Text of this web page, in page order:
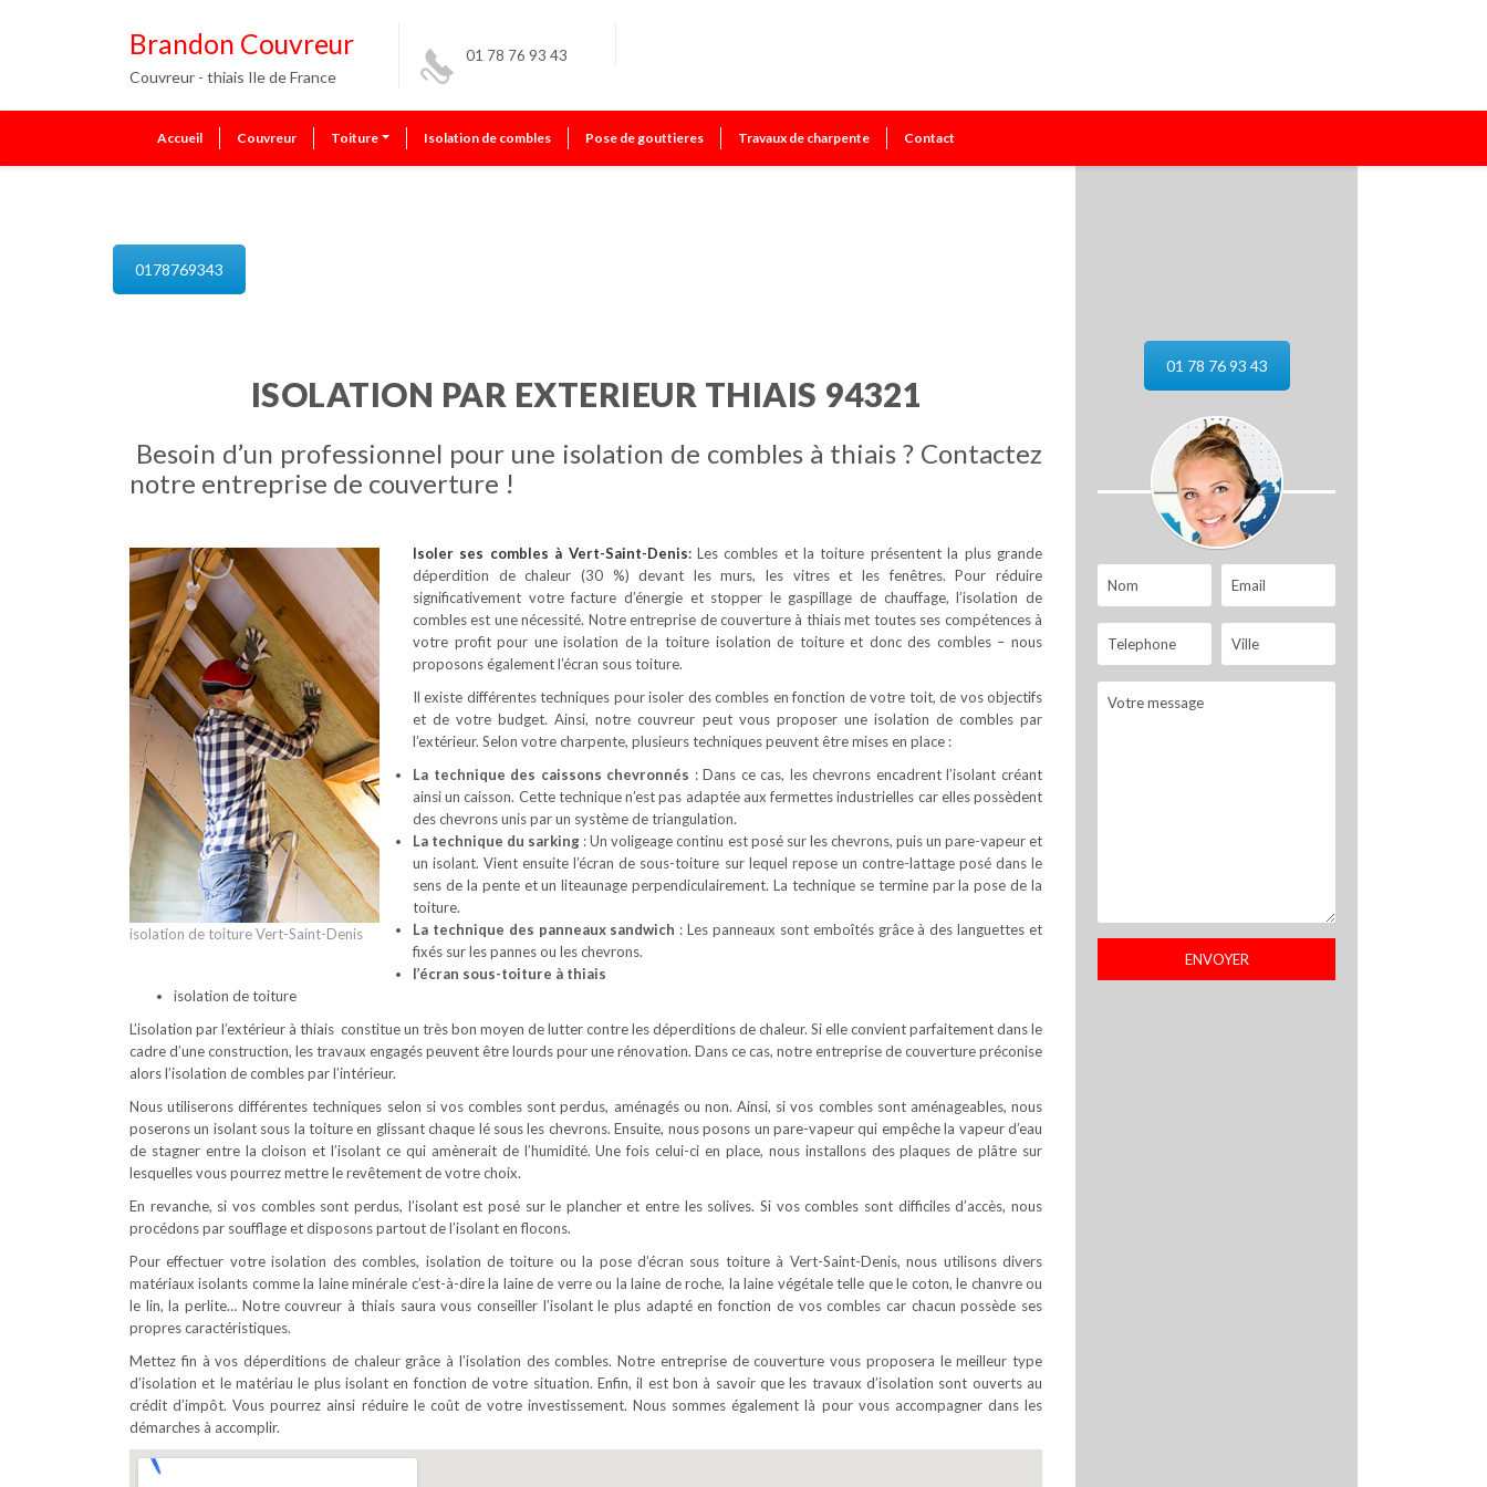
Brandon Couvreur
Couvreur - thiais Ile de France
01 78 76 93 43
Accueil Couvreur Toiture Isolation de combles Pose de gouttieres Travaux de charpente Contact
0178769343
ISOLATION PAR EXTERIEUR THIAIS 94321
Besoin d’un professionnel pour une isolation de combles à thiais ? Contactez
notre entreprise de couverture !
isolation de toiture Vert-Saint-Denis
Isoler ses combles à Vert-Saint-Denis:Les combles et la toiture présentent la plus grande
déperdition de chaleur (30 %) devant les murs, les vitres et les fenêtres. Pour réduire
significativement votre facture d’énergie et stopper le gaspillage de chauffage, l’isolation de
combles est une nécessité. Notre entreprise de couverture à thiais met toutes ses compétences à
votre profit pour une isolation de la toiture isolation de toiture et donc des combles – nous
proposons également l’écran sous toiture.
Il existe différentes techniques pour isoler des combles en fonction de votre toit, de vos objectifs
et de votre budget. Ainsi, notre couvreur peut vous proposer une isolation de combles par
l’extérieur. Selon votre charpente, plusieurs techniques peuvent être mises en place :
La technique des caissons chevronnés : Dans ce cas, les chevrons encadrent l’isolant créant
ainsi un caisson. Cette technique n’est pas adaptée aux fermettes industrielles car elles possèdent
des chevrons unis par un système de triangulation.
La technique du sarking : Un voligeage continu est posé sur les chevrons, puis un pare-vapeur et
un isolant. Vient ensuite l’écran de sous-toiture sur lequel repose un contre-lattage posé dans le
sens de la pente et un liteaunage perpendiculairement. La technique se termine par la pose de la
toiture.
La technique des panneaux sandwich : Les panneaux sont emboîtés grâce à des languettes et
fixés sur les pannes ou les chevrons.
l’écran sous-toiture à thiais
isolation de toiture
L’isolation par l’extérieur à thiais constitue un très bon moyen de lutter contre les déperditions de chaleur. Si elle convient parfaitement dans le
cadre d’une construction, les travaux engagés peuvent être lourds pour une rénovation. Dans ce cas, notre entreprise de couverture préconise
alors l’isolation de combles par l’intérieur.
Nous utiliserons différentes techniques selon si vos combles sont perdus, aménagés ou non. Ainsi, si vos combles sont aménageables, nous
poserons un isolant sous la toiture en glissant chaque lé sous les chevrons. Ensuite, nous posons un pare-vapeur qui empêche la vapeur d’eau
de stagner entre la cloison et l’isolant ce qui amènerait de l’humidité. Une fois celui-ci en place, nous installons des plaques de plâtre sur
lesquelles vous pourrez mettre le revêtement de votre choix.
En revanche, si vos combles sont perdus, l’isolant est posé sur le plancher et entre les solives. Si vos combles sont difficiles d’accès, nous
procédons par soufflage et disposons partout de l’isolant en flocons.
Pour effectuer votre isolation des combles, isolation de toiture ou la pose d’écran sous toiture à Vert-Saint-Denis, nous utilisons divers
matériaux isolants comme la laine minérale c’est-à-dire la laine de verre ou la laine de roche, la laine végétale telle que le coton, le chanvre ou
le lin, la perlite… Notre couvreur à thiais saura vous conseiller l’isolant le plus adapté en fonction de vos combles car chacun possède ses
propres caractéristiques.
Mettez fin à vos déperditions de chaleur grâce à l’isolation des combles. Notre entreprise de couverture vous proposera le meilleur type
d’isolation et le matériau le plus isolant en fonction de votre situation. Enfin, il est bon à savoir que les travaux d’isolation sont ouverts au
crédit d’impôt. Vous pourrez ainsi réduire le coût de votre investissement. Nous sommes également là pour vous accompagner dans les
démarches à accomplir.
01 78 76 93 43